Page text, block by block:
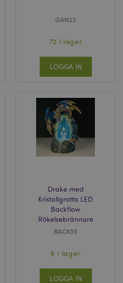
GAN23
72 i lager
LOGGA IN
Drake med
Kristallgrotta LED
Backflow
Rökelsebrännare
BACK05
6 i lager
LOGGA IN